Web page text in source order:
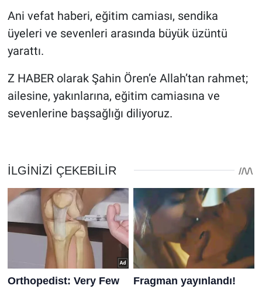
Ani vefat haberi, eğitim camiası, sendika
üyeleri ve sevenleri arasında büyük üzüntü
yarattı.
Z HABER olarak Şahin Ören’e Allah’tan rahmet;
ailesine, yakınlarına, eğitim camiasına ve
sevenlerine başsağlığı diliyoruz.